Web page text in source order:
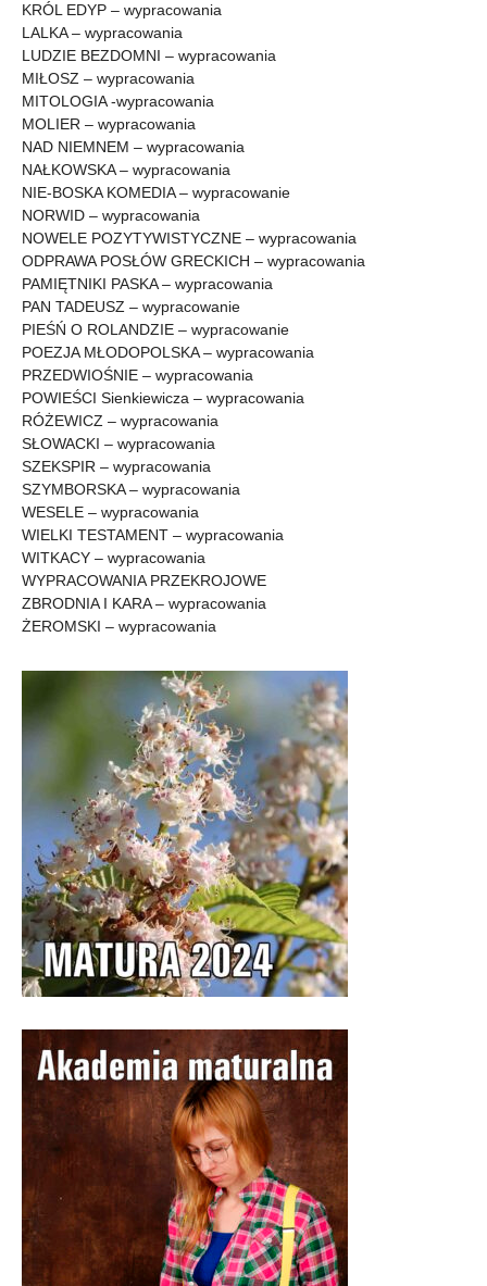
KRÓL EDYP – wypracowania
LALKA – wypracowania
LUDZIE BEZDOMNI – wypracowania
MIŁOSZ – wypracowania
MITOLOGIA -wypracowania
MOLIER – wypracowania
NAD NIEMNEM – wypracowania
NAŁKOWSKA – wypracowania
NIE-BOSKA KOMEDIA – wypracowanie
NORWID – wypracowania
NOWELE POZYTYWISTYCZNE – wypracowania
ODPRAWA POSŁÓW GRECKICH – wypracowania
PAMIĘTNIKI PASKA – wypracowania
PAN TADEUSZ – wypracowanie
PIEŚŃ O ROLANDZIE – wypracowanie
POEZJA MŁODOPOLSKA – wypracowania
PRZEDWIOŚNIE – wypracowania
POWIEŚCI Sienkiewicza – wypracowania
RÓŻEWICZ – wypracowania
SŁOWACKI – wypracowania
SZEKSPIR – wypracowania
SZYMBORSKA – wypracowania
WESELE – wypracowania
WIELKI TESTAMENT – wypracowania
WITKACY – wypracowania
WYPRACOWANIA PRZEKROJOWE
ZBRODNIA I KARA – wypracowania
ŻEROMSKI – wypracowania